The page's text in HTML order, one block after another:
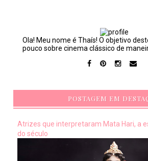
Ola! Meu nome é Thaís! O objetivo
pouco sobre cinema clássico de
POSTAGEM EM
Atrizes que interpretaram Mata Hari, a
do século